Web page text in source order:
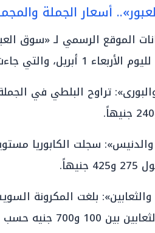
أسعار الجملة
الموقع الرسمي لـ «سوق
1 أبريل، والتي جاءت كالتالي:
جنيه حسب الأحجام الجامبو.